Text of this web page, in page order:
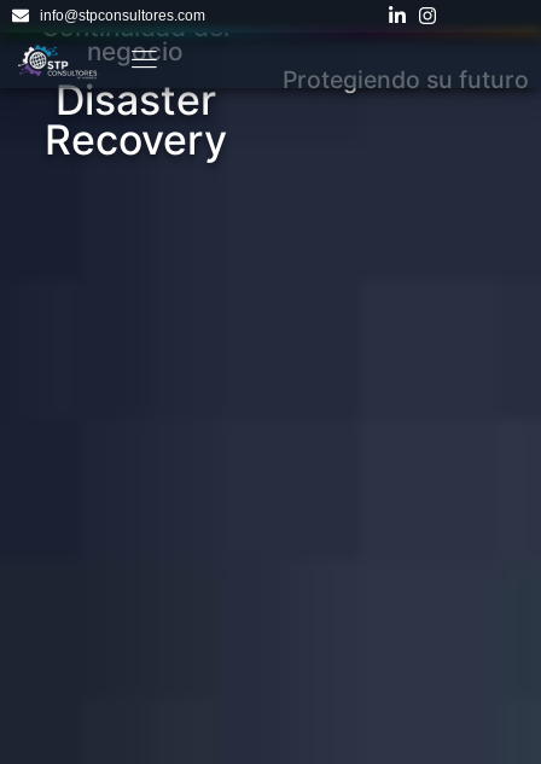
info@stpconsultores.com
Continuidad del
negocio
Disaster
Recovery
Protegiendo su futuro